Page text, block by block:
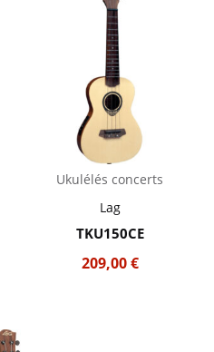
Ukulélés concerts
Lag
TKU150CE
209,00€